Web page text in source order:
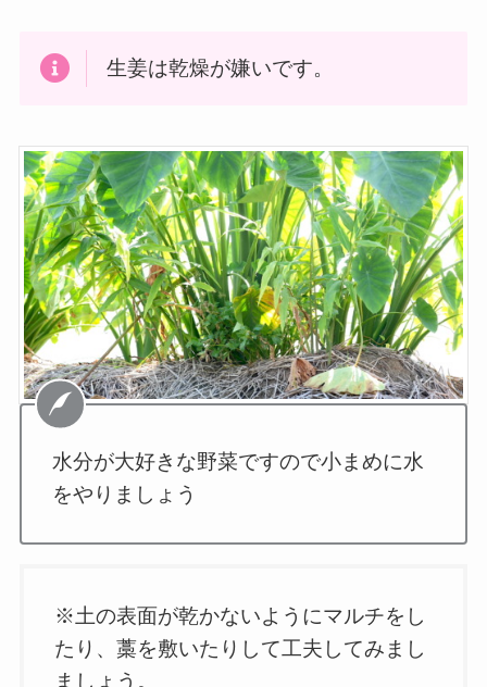
生姜は乾燥が嫌いです。
水分が大好きな野菜ですので小まめに水
をやりましょう
※土の表面が乾かないようにマルチをし
たり、藁を敷いたりして工夫してみまし
ましょう。